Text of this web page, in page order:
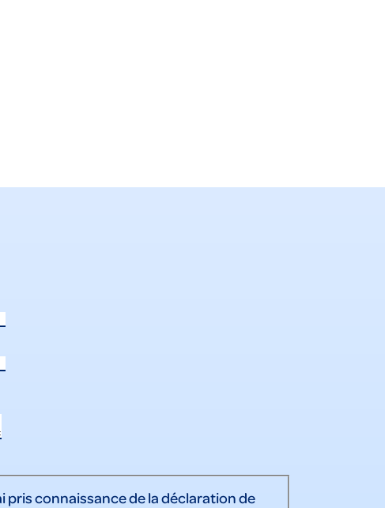
pris connaissance dela déclaration de